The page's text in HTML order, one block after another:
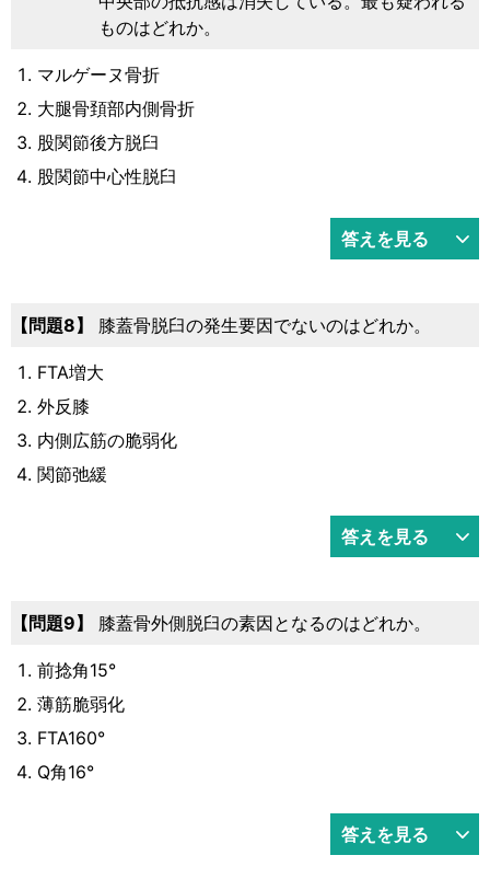
ものはどれか。
マルゲーヌ骨折
大腿骨頚部内側骨折
股関節後方脱臼
股関節中心性脱臼
答えを見る
8 膝蓋骨脱臼の発生要因でないのはどれか。
FTA増大
外反膝
内側広筋の脆弱化
関節弛緩
答えを見る
9 膝蓋骨外側脱臼の素因となるのはどれか。
前捻角15°
薄筋脆弱化
FTA160°
Q角16°
答えを見る